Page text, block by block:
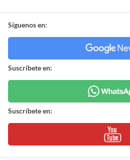
Síguenos en:
Suscríbete en:
Suscríbete en: